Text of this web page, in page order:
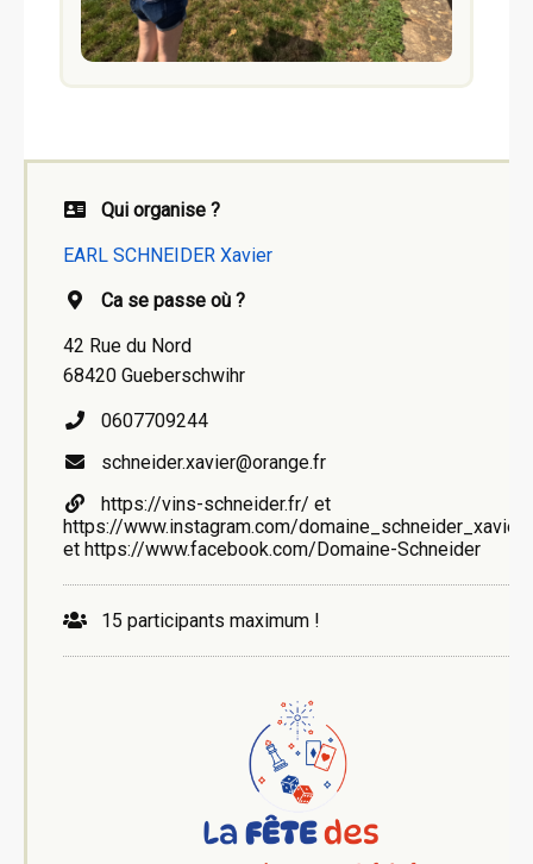
Qui organise ?
EARL SCHNEIDER Xavier
Ca se passe où ?
42 Rue du Nord
68420 Gueberschwihr
0607709244
schneider.xavier@orange.fr
https://vins-schneider.fr/ et
https://www.instagram.com/domaine_schneider_xavier
et https://www.facebook.com/Domaine-Schneider
15 participants maximum !